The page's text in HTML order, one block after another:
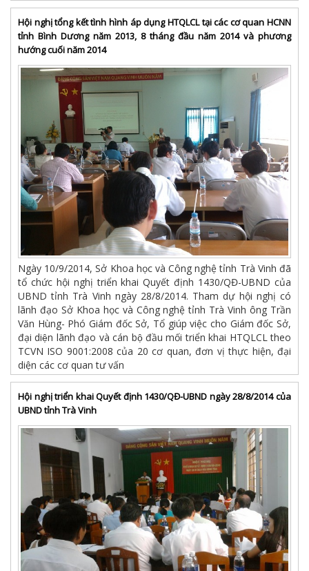
Hội nghị tổng kết tình hình áp dụng HTQLCL tại các cơ quan HCNN
tỉnh Bình Dương năm 2013, 8 tháng đầu năm 2014 và phương
hướng cuối năm 2014
Ngày 10/9/2014, Sở Khoa học và Công nghệ tỉnh Trà Vinh đã
tổ chức hội nghị triển khai Quyết định 1430/QĐ-UBND của
UBND tỉnh Trà Vinh ngày 28/8/2014. Tham dự hội nghị có
lãnh đạo Sở Khoa học và Công nghệ tỉnh Trà Vinh ông Trần
Văn Hùng- Phó Giám đốc Sở, Tổ giúp việc cho Giám đốc Sở,
đại diện lãnh đạo và cán bộ đầu mối triển khai HTQLCL theo
TCVN ISO 9001:2008 của 20 cơ quan, đơn vị thực hiện, đại
diện các cơ quan tư vấn
Hội nghị triển khai Quyết định 1430/QĐ-UBND ngày 28/8/2014 của
UBND tỉnh Trà Vinh